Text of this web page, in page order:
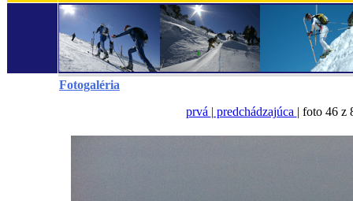
Fotogaléria
prvá | predchádzajúca | foto 46 z